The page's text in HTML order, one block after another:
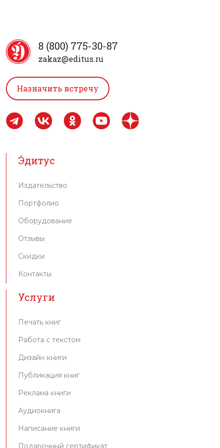
8 (800) 775-30-87
zakaz@editus.ru
Назначить встречу
Э́дитус
Издательство
Портфолио
Оборудование
Отзывы
Скидки
Контакты
Услуги
Печать книг
Работа с текстом
Дизайн книги
Публикация книг
Реклама книги
Аудиокнига
Написание книги